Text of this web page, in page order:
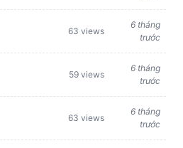
63 views
6 tháng
trước
59 views
6 tháng
trước
63 views
6 tháng
trước